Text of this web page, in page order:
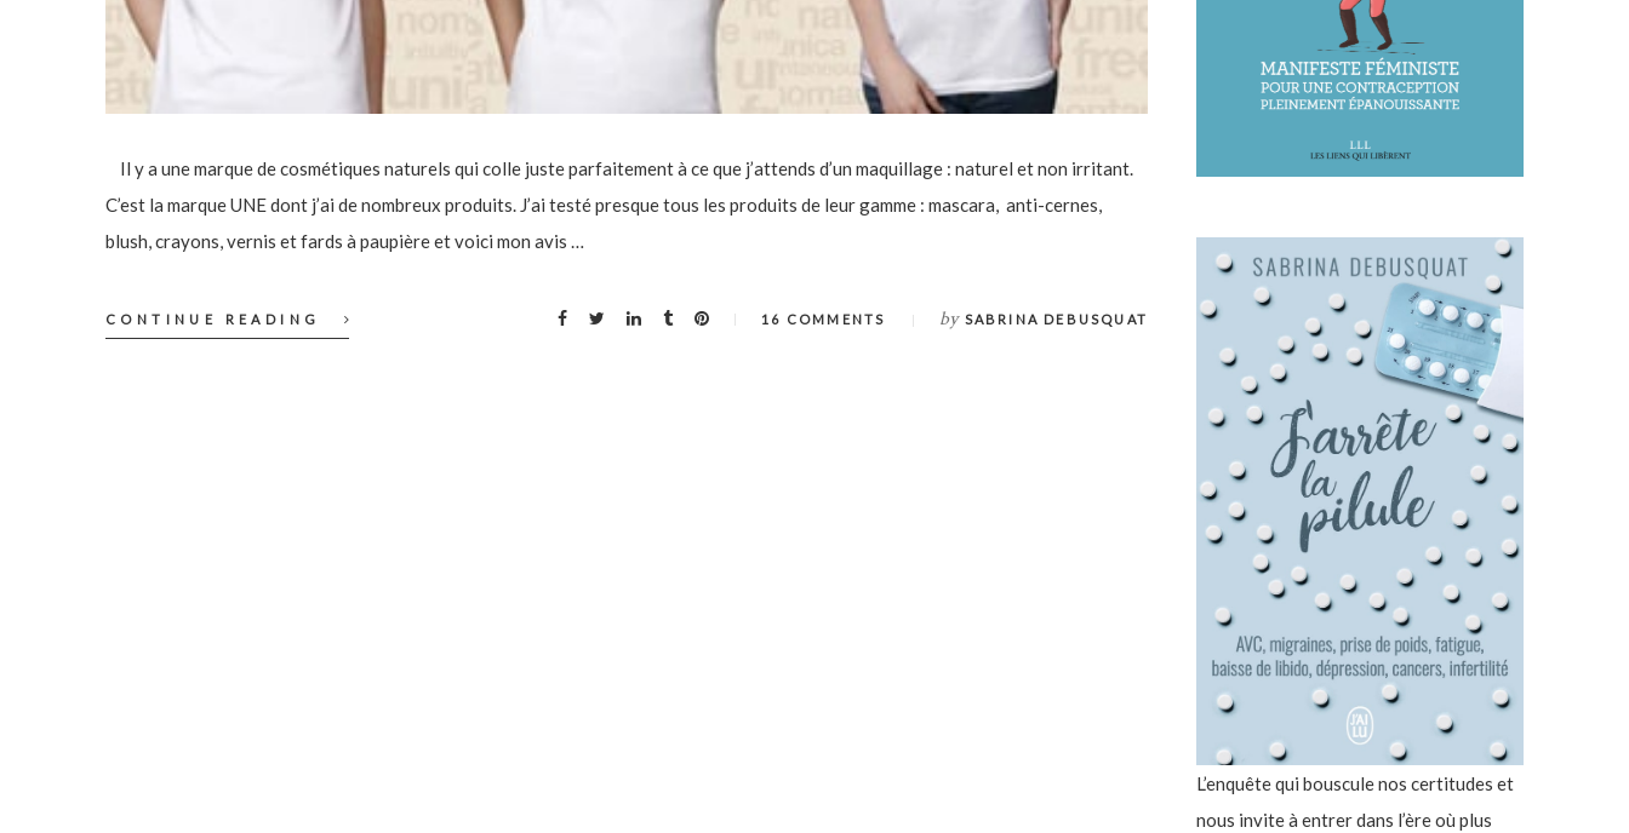
Il y a une marque de cosmétiques naturels qui colle juste parfaitement à ce que j’attends d’un maquillage : naturel et non irritant.
C’est la marque UNE dont j’ai de nombreux produits. J’ai testé presque tous les produits de leur gamme : mascara, anti-cernes,
blush, crayons, vernis et fards à paupière et voici mon avis …
CONTINUE READING 16 COMMENTS by SABRINA DEBUSQUAT
L’enquête qui bouscule nos certitudes et
nous invite à entrer dans l’ère où plus